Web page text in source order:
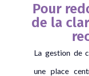
Pour
de la
La gestion de
une place